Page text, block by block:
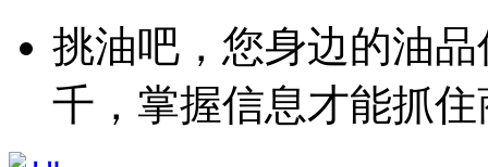
挑油吧，您身边的油
千，掌握信息才能抓